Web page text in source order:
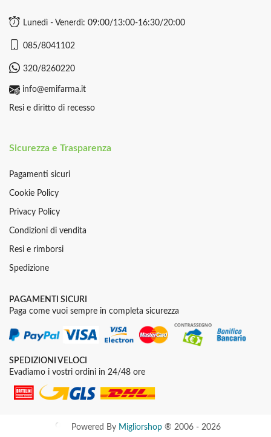
Lunedì - Venerdì: 09:00/13:00-16:30/20:00
085/8041102
320/8260220
info@emifarma.it
Resi e diritto di recesso
Sicurezza e Trasparenza
Pagamenti sicuri
Cookie Policy
Privacy Policy
Condizioni di vendita
Resi e rimborsi
Spedizione
PAGAMENTI SICURI
Paga come vuoi sempre in completa sicurezza
SPEDIZIONI VELOCI
Evadiamo i vostri ordini in 24/48 ore
Powered By Migliorshop® 2006 - 2026